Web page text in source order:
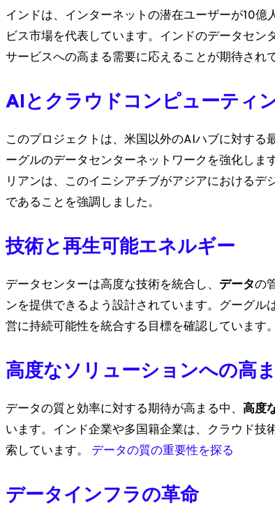
インドは、インターネットの潜在ユーザーが10
ビス市場を代表しています。インドのデータセ
サービスへの高まる需要に応えることが期待され
AIとクラウドコンピューティ
このプロジェクトは、米国以外のAIハブに対する
ーグルのデータセンターネットワークを強化しま
リアンは、このイニシアチブがアジアにおける
であることを強調しました。
技術と再生可能エネルギー
データセンターは高度な技術を統合し、 データの
ンを提供できるよう設計されています。グーグル
営に持続可能性を統合する目標を確認しています。
高度なソリューションへの高
データの質と効率に対する期待が高まる中、 高度
います。インド企業や多国籍企業は、クラウド技
索しています。
データの質の重要性を探る
データインフラの革命